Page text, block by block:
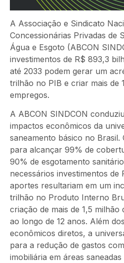
A Associação e Sindicato
Concessionárias Privadas de
Água e Esgoto (ABCON
investimentos de R$ 893,3
até 2033 podem gerar um
trilhão no PIB e criar mais de
empregos.
A ABCON SINDCON
impactos econômicos da
saneamento básico no Brasil.
para alcançar 99% de
90% de esgotamento
necessários investimentos de
aportes resultariam em um
trilhão no Produto Interno
criação de mais de 1,5
ao longo de 12 anos. Além
econômicos diretos, a
para a redução de gastos
imobiliária em áreas